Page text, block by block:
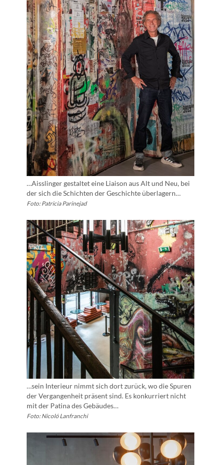
…Aisslinger gestaltet eine Liaison aus Alt und Neu, bei
der sich die Schichten der Geschichte überlagern…
Foto: Patricia Parinejad
…sein Interieur nimmt sich dort zurück, wo die Spuren
der Vergangenheit präsent sind. Es konkurriert nicht
mit der Patina des Gebäudes…
Foto: Nicoló Lanfranchi